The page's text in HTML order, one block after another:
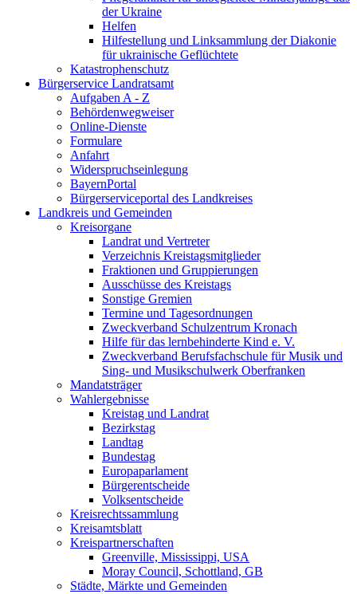
der Ukraine
Helfen
Hilfestellung und Linksammlung der Diakonie
für ukrainische Geflüchtete
Katastrophenschutz
Bürgerservice Landratsamt
Aufgaben A - Z
Behördenwegweiser
Online-Dienste
Formulare
Anfahrt
Widerspruchseinlegung
BayernPortal
Bürgerserviceportal des Landkreises
Landkreis und Gemeinden
Kreisorgane
Landrat und Vertreter
Verzeichnis Kreistagsmitglieder
Fraktionen und Gruppierungen
Ausschüsse des Kreistags
Sonstige Gremien
Termine und Tagesordnungen
Zweckverband Schulzentrum Kronach
Hilfe für das lernbehinderte Kind e. V.
Zweckverband Berufsfachschule für Musik und
Sing- und Musikschulwerk Oberfranken
Mandatsträger
Wahlergebnisse
Kreistag und Landrat
Bezirkstag
Landtag
Bundestag
Europaparlament
Bürgerentscheide
Volksentscheide
Kreisrechtssammlung
Kreisamtsblatt
Kreispartnerschaften
Greenville, Mississippi, USA
Moray Council, Schottland, GB
Städte, Märkte und Gemeinden